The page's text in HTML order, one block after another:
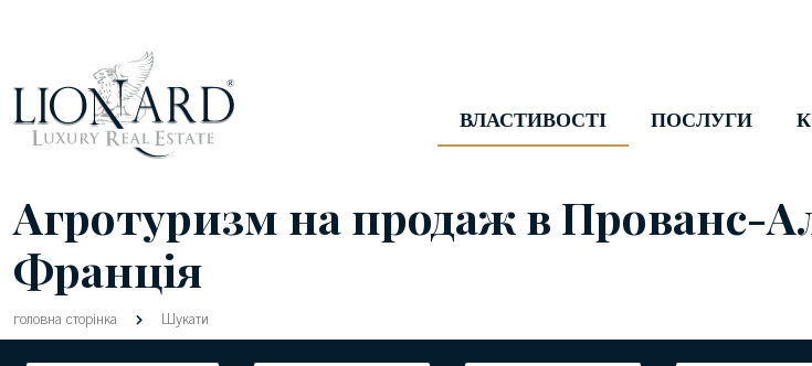
ВЛАСТИВОСТІ ПОСЛУГИ
Агротуризм на продаж в Прованс-
Франція
головна сторінка Шукати